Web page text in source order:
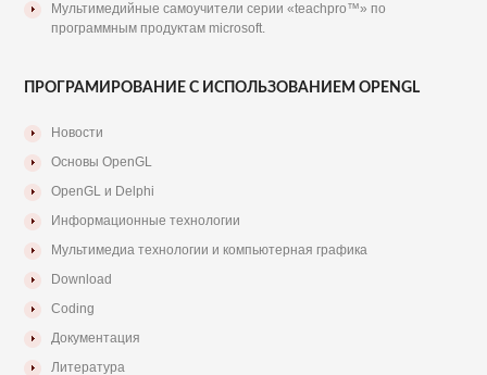
Мультимедийные самоучители серии «teachpro™» по
программным продуктам microsoft.
ПРОГРАМИРОВАНИЕ С ИСПОЛЬЗОВАНИЕМ OPENGL
Новости
Основы OpenGL
OpenGL и Delphi
Информационные технологии
Мультимедиа технологии и компьютерная графика
Download
Coding
Документация
Литература